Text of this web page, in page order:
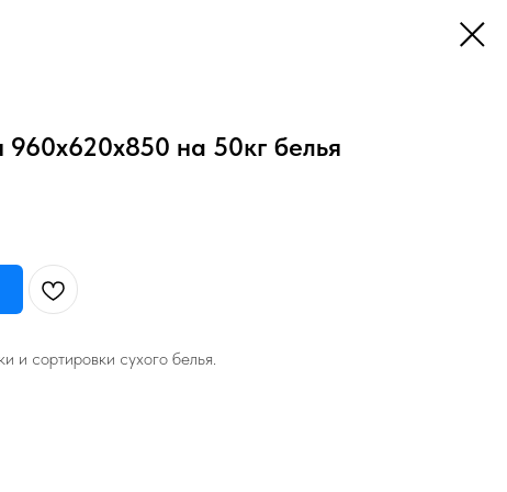
960х620х850 на 50кг белья
и сортировки сухого белья.